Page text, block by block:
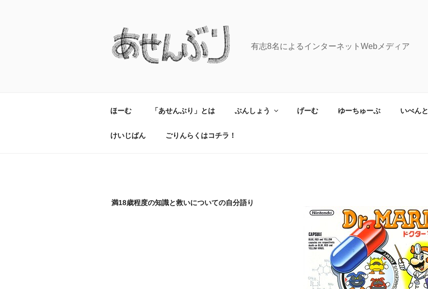
有志8名によるインターネットWebメディア
ほーむ 「あせんぶり」とは ぶんしょう げーむ ゆーちゅーぶ いべんと
けいじばん ごりんらくはコチラ！
満18歳程度の知識と救いについての自分語り